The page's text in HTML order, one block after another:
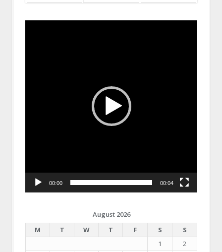
00:00 00:04
August 2026
M
T W T F S
S
1
2